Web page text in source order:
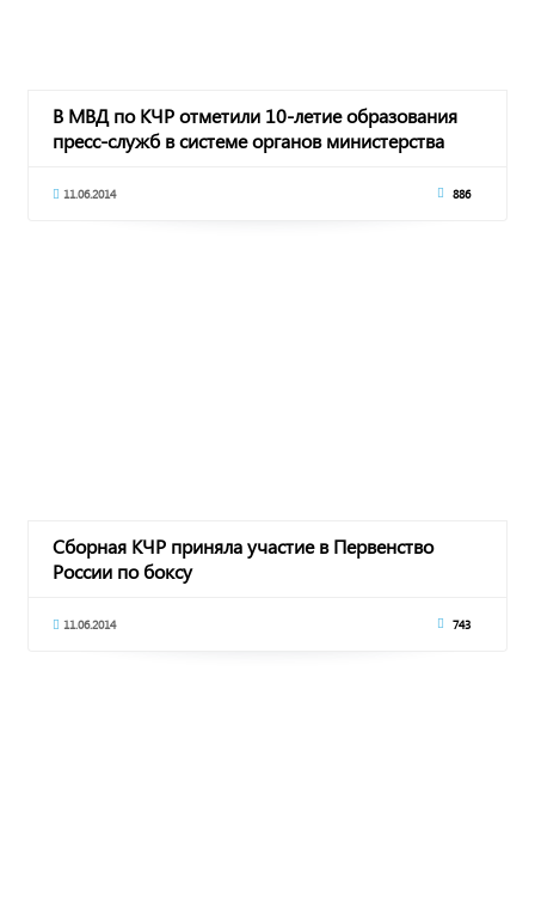
В МВД по КЧР отметили 10-летие образования
пресс-служб в системе органов министерства
11.06.2014 886
Сборная КЧР приняла участие в Первенство
России по боксу
11.06.2014 743